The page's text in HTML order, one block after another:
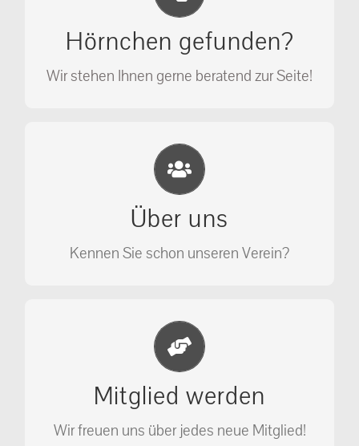
Hörnchen gefunden?
Wir stehen Ihnen gerne beratend zur Seite!
Ihr Anruf kann Leben retten!
Über uns
Kennen Sie schon unseren Verein?
Eichhörnchen Schutz e.V.
Wir sehen nicht weg, wir retten!
Mitglied werden
Wir freuen uns über jedes neue Mitglied!
Jetzt Mitglied werden
Unterstützen Sie unseren Verein als
Mitglied.
MITGLIED WERDEN